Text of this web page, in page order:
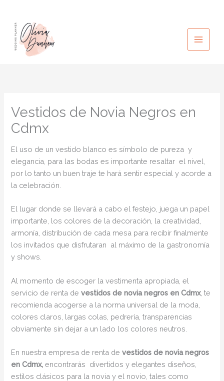
contenido
Vestidos de Novia Negros en
Cdmx
El uso de un vestido blanco es símbolo de pureza y
elegancia, para las bodas es importante resaltar el nivel,
por lo tanto un buen traje te hará sentir especial y acorde a
la celebración.
El lugar donde se llevará a cabo el festejo, juega un papel
importante, los colores de la decoración, la creatividad,
armonía, distribución de cada mesa para recibir finalmente
los invitados que disfrutaran al máximo de la gastronomía
y shows.
Al momento de escoger la vestimenta apropiada, el
servicio de renta devestidos de novia negros en Cdmx, te
recomienda acogerse a la norma universal de la moda,
colores claros, largas colas, pedrería, transparencias
obviamente sin dejar a un lado los colores neutros.
En nuestra empresa de renta devestidos de novia negros
en Cdmx,encontrarás divertidos y elegantes diseños,
estilos clásicos para la novia y el novio, tales como